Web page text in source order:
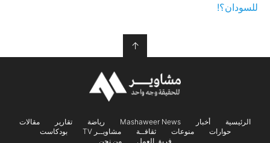
للسودان؟!
↑
الرئيسية أخبار Mashaweer News رياضة تقارير
مقالات
حوارات
منوعات ثقافــة مشاويــر TV
بودكاست
فريق العمل
من نحن